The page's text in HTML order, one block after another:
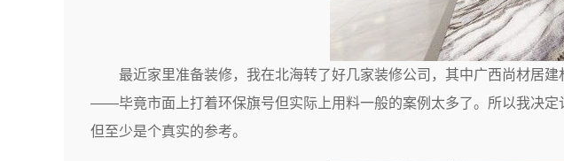
最近家里准备装修，我在北海转了好几家装修公司，其中广西尚材居
——毕竟市面上打着环保旗号但实际上用料一般的案例太多了。所以我决定
但至少是个真实的参考。